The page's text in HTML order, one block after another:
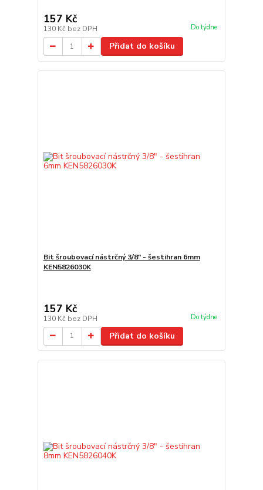
157 Kč
130 Kč bez DPH Do týdne
Přidat do košíku
Bit šroubovací nástrčný 3/8" - šestihran 6mm
KEN5826030K
157 Kč
130 Kč bez DPH Do týdne
Přidat do košíku